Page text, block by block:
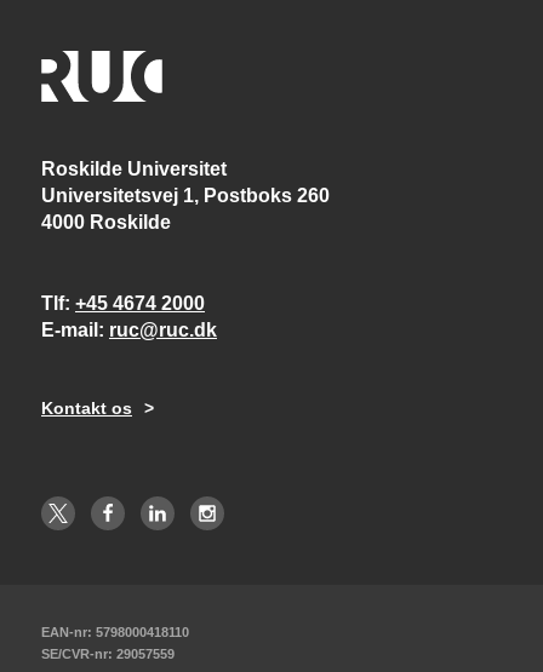
Roskilde Universitet
Universitetsvej 1, Postboks 260
4000 Roskilde
Tlf +45 4674 2000
E-mail
ruc@ruc.dk
Kontakt os
EAN-nr: 5798000418110
SE/CVR-nr: 29057559